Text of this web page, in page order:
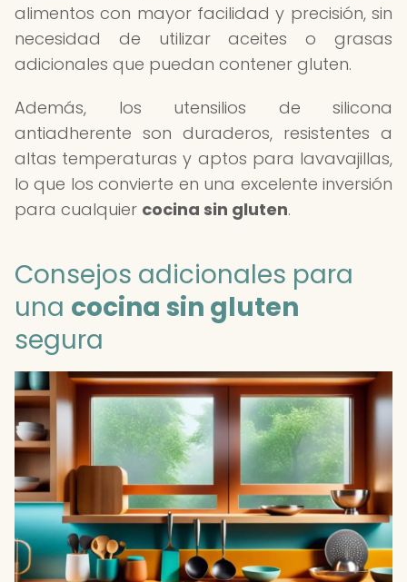
alimentos con mayor facilidad y precisión, sin
necesidad de utilizar aceites o grasas
adicionales que puedan contener gluten.
Además, los utensilios de silicona
antiadherente son duraderos, resistentes a
altas temperaturas y aptos para lavavajillas,
lo que los convierte en una excelente inversión
para cualquier cocina sin gluten.
Consejos adicionales para
una cocina sin gluten
segura